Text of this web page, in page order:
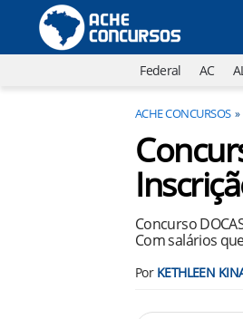
Federal AC
ACHE CONCURSOS
Concurso
Com salários
Por KETHLEEN